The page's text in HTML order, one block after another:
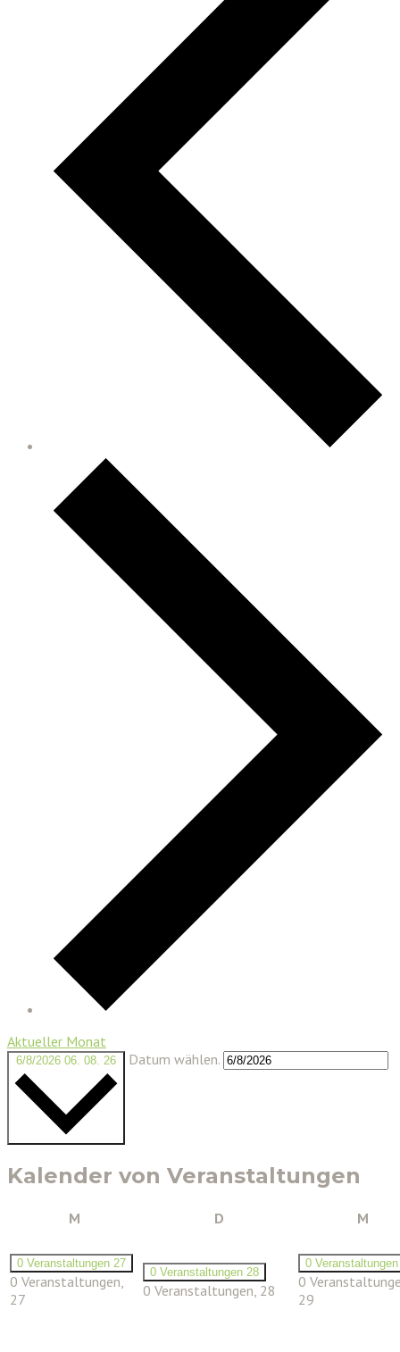
Aktueller Monat
6/8/2026 06. 08. 26 Datum wählen.
Kalender von Veranstaltungen
M DDienstag M
0 Veranstaltungen 27
0 Veranstaltungen,
27
0 Veranstaltungen 28
0 Veranstaltungen, 28
0
0
29